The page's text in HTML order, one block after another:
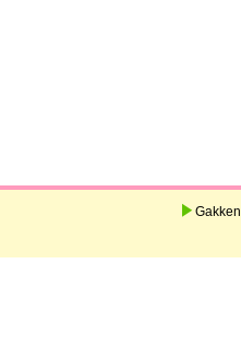
Gakken